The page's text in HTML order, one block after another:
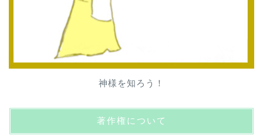
神様を知ろう！
著作権について